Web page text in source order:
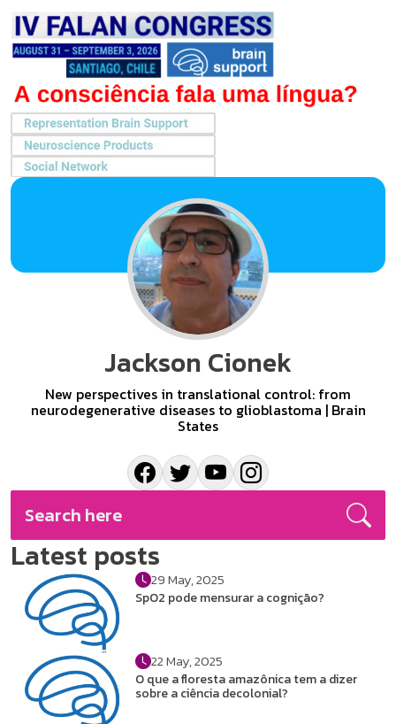
Jackson Cionek
New perspectives in translational control: from
neurodegenerative diseases to glioblastoma | Brain
States
Latest posts
29 May, 2025
SpO2 pode mensurar a cognição?
22 May, 2025
O que a floresta amazônica tem a dizer
sobre a ciência decolonial?